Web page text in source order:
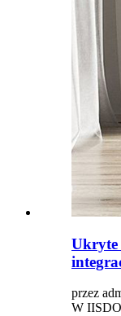
Ukryte
przez
W